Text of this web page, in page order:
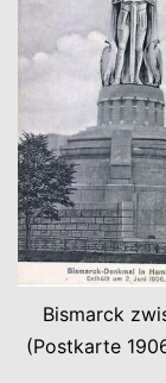
Bis­marck
(Post­karte